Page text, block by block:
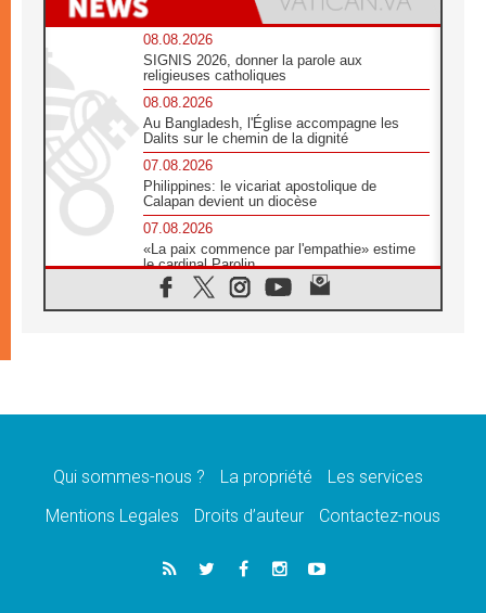
08.08.2026
SIGNIS 2026, donner la parole aux
religieuses catholiques
08.08.2026
Au Bangladesh, l'Église accompagne les
Dalits sur le chemin de la dignité
07.08.2026
Philippines: le vicariat apostolique de
Calapan devient un diocèse
07.08.2026
«La paix commence par l'empathie» estime
le cardinal Parolin
07.08.2026
En Colombie, «la paix ne s'achète pas avec
07.08.2026
07.08.2026
en France
Cardinal Rossi: «La venue du Pape Léon en
Argentine est un hommage à François»
Qui sommes-nous ? La propriété
Les services
Mentions Legales
Droits d’auteur Contactez-nous